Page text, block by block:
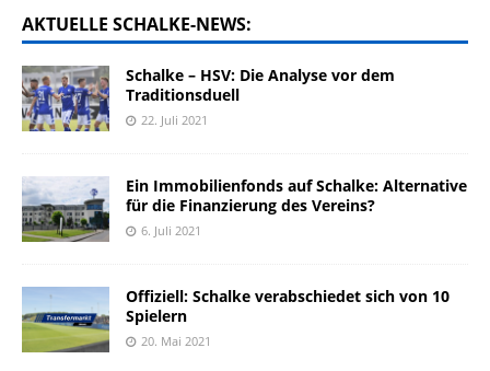
AKTUELLE SCHALKE-NEWS:
Schalke – HSV: Die Analyse vor dem
Traditionsduell
22. Juli 2021
Ein Immobilienfonds auf Schalke: Alternative
für die Finanzierung des Vereins?
6. Juli 2021
Offiziell: Schalke verabschiedet sich von 10
Spielern
20. Mai 2021